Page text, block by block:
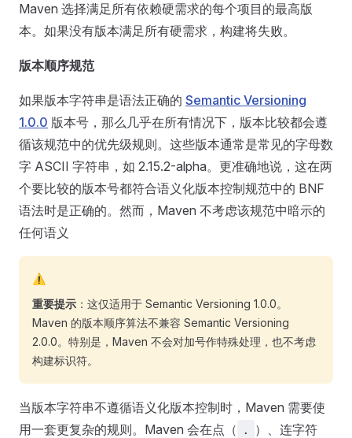
Maven 选择满足所有依赖硬需求的每个项目的最高版
本。如果没有版本满足所有硬需求，构建将失败。
版本顺序规范
如果版本字符串是语法正确的 Semantic Versioning
1.0.0 版本号，那么几乎在所有情况下，版本比较都会遵
循该规范中的优先级规则。这些版本通常是常见的字母数
字 ASCII 字符串，如 2.15.2-alpha。更准确地说，这在两
个要比较的版本号都符合语义化版本控制规范中的 BNF
语法时是正确的。然而，Maven 不考虑该规范中暗示的
任何语义
⚠️
重要提示 ：这仅适用于 Semantic Versioning 1.0.0。
Maven 的版本顺序算法不兼容 Semantic Versioning
2.0.0。特别是，Maven 不会对加号作特殊处理，也不考虑
构建标识符。
当版本字符串不遵循语义化版本控制时，Maven 需要使
用一套更复杂的规则。Maven 会在点（ .
）、连字符